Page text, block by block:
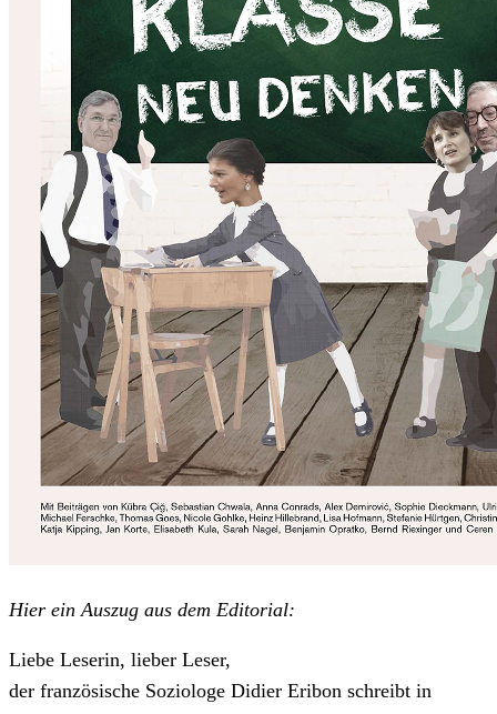
Hier ein Auszug aus dem Editorial:
Liebe Leserin, lieber Leser,
der französische Soziologe Didier Eribon schreibt in